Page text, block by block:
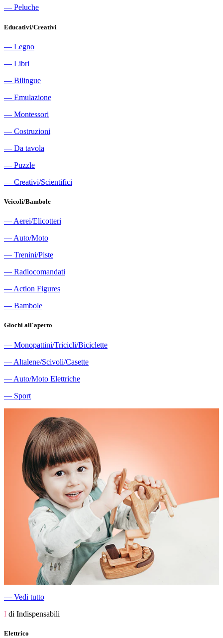
― Peluche
Educativi/Creativi
― Legno
― Libri
― Bilingue
― Emulazione
― Montessori
― Costruzioni
― Da tavola
― Puzzle
― Creativi/Scientifici
Veicoli/Bambole
― Aerei/Elicotteri
― Auto/Moto
― Trenini/Piste
― Radiocomandati
― Action Figures
― Bambole
Giochi all'aperto
― Monopattini/Tricicli/Biciclette
― Altalene/Scivoli/Casette
― Auto/Moto Elettriche
― Sport
― Vedi tutto
I di Indispensabili
Elettrico